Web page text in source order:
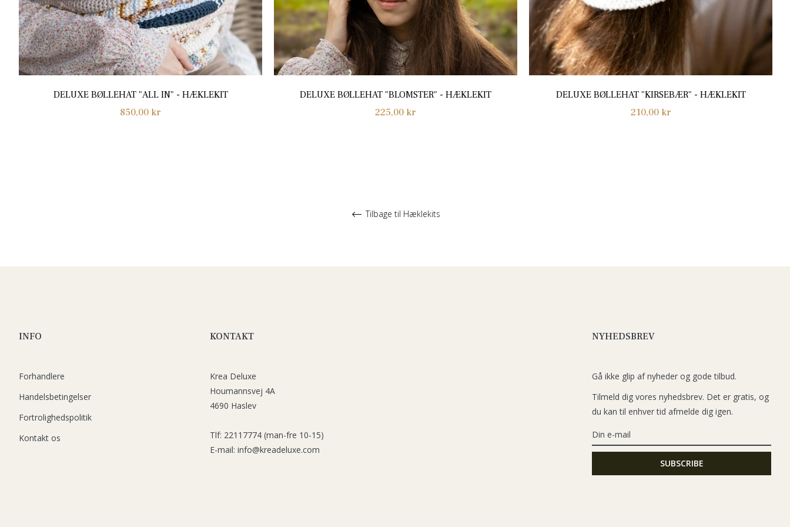
DELUXE BØLLEHAT "ALL IN" - HÆKLEKIT
Normalpris
850,00 kr
DELUXE BØLLEHAT "BLOMSTER" - HÆKLEKIT
Normalpris
225,00 kr
DELUXE BØLLEHAT "KIRSEBÆR" - HÆKLEKIT
Normalpris
210,00 kr
Tilbage til Hæklekits
INFO
Forhandlere
Handelsbetingelser
Fortrolighedspolitik
Kontakt os
KONTAKT
Krea Deluxe
Houmannsvej 4A
4690 Haslev
Tlf: 22117774 (man-fre 10-15)
E-mail: info@kreadeluxe.com
NYHEDSBREV
Gå ikke glip af nyheder og gode tilbud.
Tilmeld dig vores nyhedsbrev. Det er gratis, og
du kan til enhver tid afmelde dig igen.